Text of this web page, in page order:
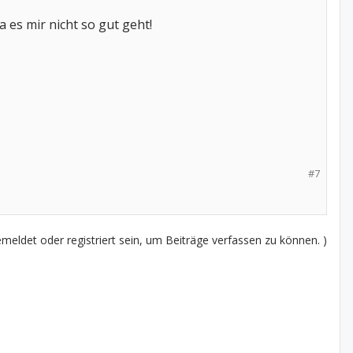
es mir nicht so gut geht!
#7
oder registriert sein, um Beiträge verfassen zu können. )